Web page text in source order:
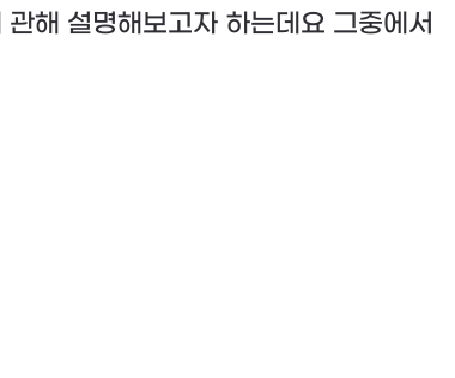
해 설명해보고자 하는데요 그중에서